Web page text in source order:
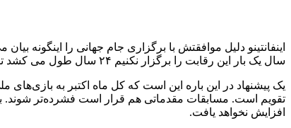
اینفانتینو دلیل موافقتش با برگزاری جام جهانی را
سال یک بار این رقابت را برگزار نکنیم ۲۴ سال طول می کشد تا نوبت میزبانی به یک قاره برسد و این زمان زیادی است.”
یک پیشنهاد در این باره این است که کل ماه اکتبر به
تقویم است. مسابقات مقدماتی هم قرار است فشرده‌تر شوند. به
افزایش نخواهد یافت.